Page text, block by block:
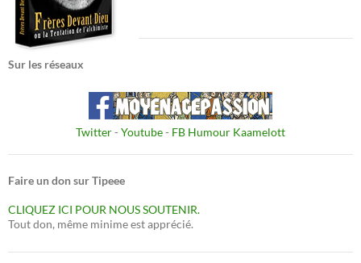
Sur les réseaux
Twitter- Youtube- FB Humour Kaamelott
Faire un don sur Tipeee
CLIQUEZ ICI POUR NOUS SOUTENIR.
Tout don, même minime est apprécié.